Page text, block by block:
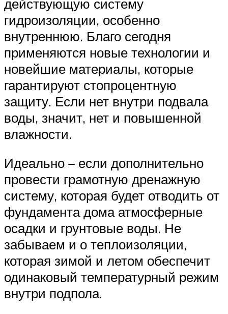
действующую систему
гидроизоляции, особенно
внутреннюю. Благо сегодня
применяются новые технологии и
новейшие материалы, которые
гарантируют стопроцентную
защиту. Если нет внутри подвала
воды, значит, нет и повышенной
влажности.
Идеально – если дополнительно
провести грамотную дренажную
систему, которая будет отводить от
фундамента дома атмосферные
осадки и грунтовые воды. Не
забываем и о теплоизоляции,
которая зимой и летом обеспечит
одинаковый температурный режим
внутри подпола.